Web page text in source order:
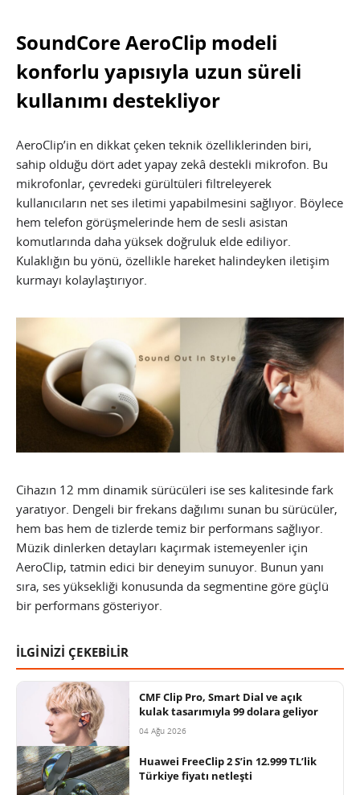
SoundCore AeroClip modeli
konforlu yapısıyla uzun süreli
kullanımı destekliyor
AeroClip’in en dikkat çeken teknik özelliklerinden biri,
sahip olduğu dört adet yapay zekâ destekli mikrofon. Bu
mikrofonlar, çevredeki gürültüleri filtreleyerek
kullanıcıların net ses iletimi yapabilmesini sağlıyor. Böylece
hem telefon görüşmelerinde hem de sesli asistan
komutlarında daha yüksek doğruluk elde ediliyor.
Kulaklığın bu yönü, özellikle hareket halindeyken iletişim
kurmayı kolaylaştırıyor.
Cihazın 12 mm dinamik sürücüleri ise ses kalitesinde fark
yaratıyor. Dengeli bir frekans dağılımı sunan bu sürücüler,
hem bas hem de tizlerde temiz bir performans sağlıyor.
Müzik dinlerken detayları kaçırmak istemeyenler için
AeroClip, tatmin edici bir deneyim sunuyor. Bunun yanı
sıra, ses yüksekliği konusunda da segmentine göre güçlü
bir performans gösteriyor.
İLGİNİZİ ÇEKEBİLİR
CMF Clip Pro, Smart Dial ve açık
kulak tasarımıyla 99 dolara geliyor
04 Ağu 2026
Huawei FreeClip 2 S’in 12.999 TL’lik
Türkiye fiyatı netleşti